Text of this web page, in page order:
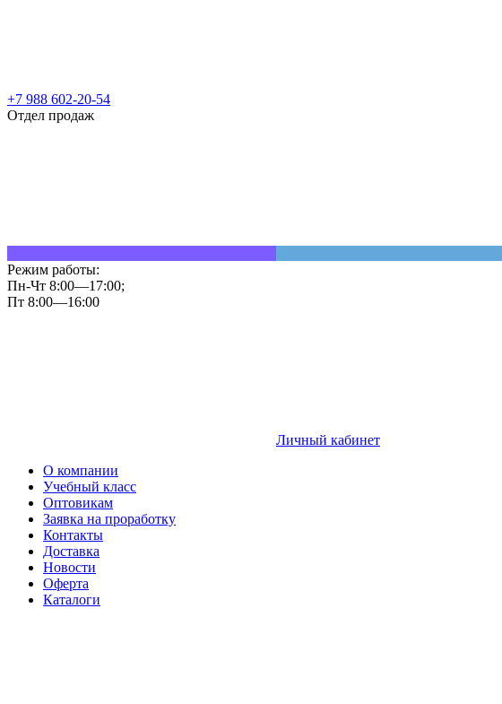
+7 988 602-20-54
Отдел продаж
Режим работы:
Пн-Чт 8:00—17:00;
Пт 8:00—16:00
Личный кабинет
О компании
Учебный класс
Оптовикам
Заявка на проработку
Контакты
Доставка
Новости
Оферта
Каталоги